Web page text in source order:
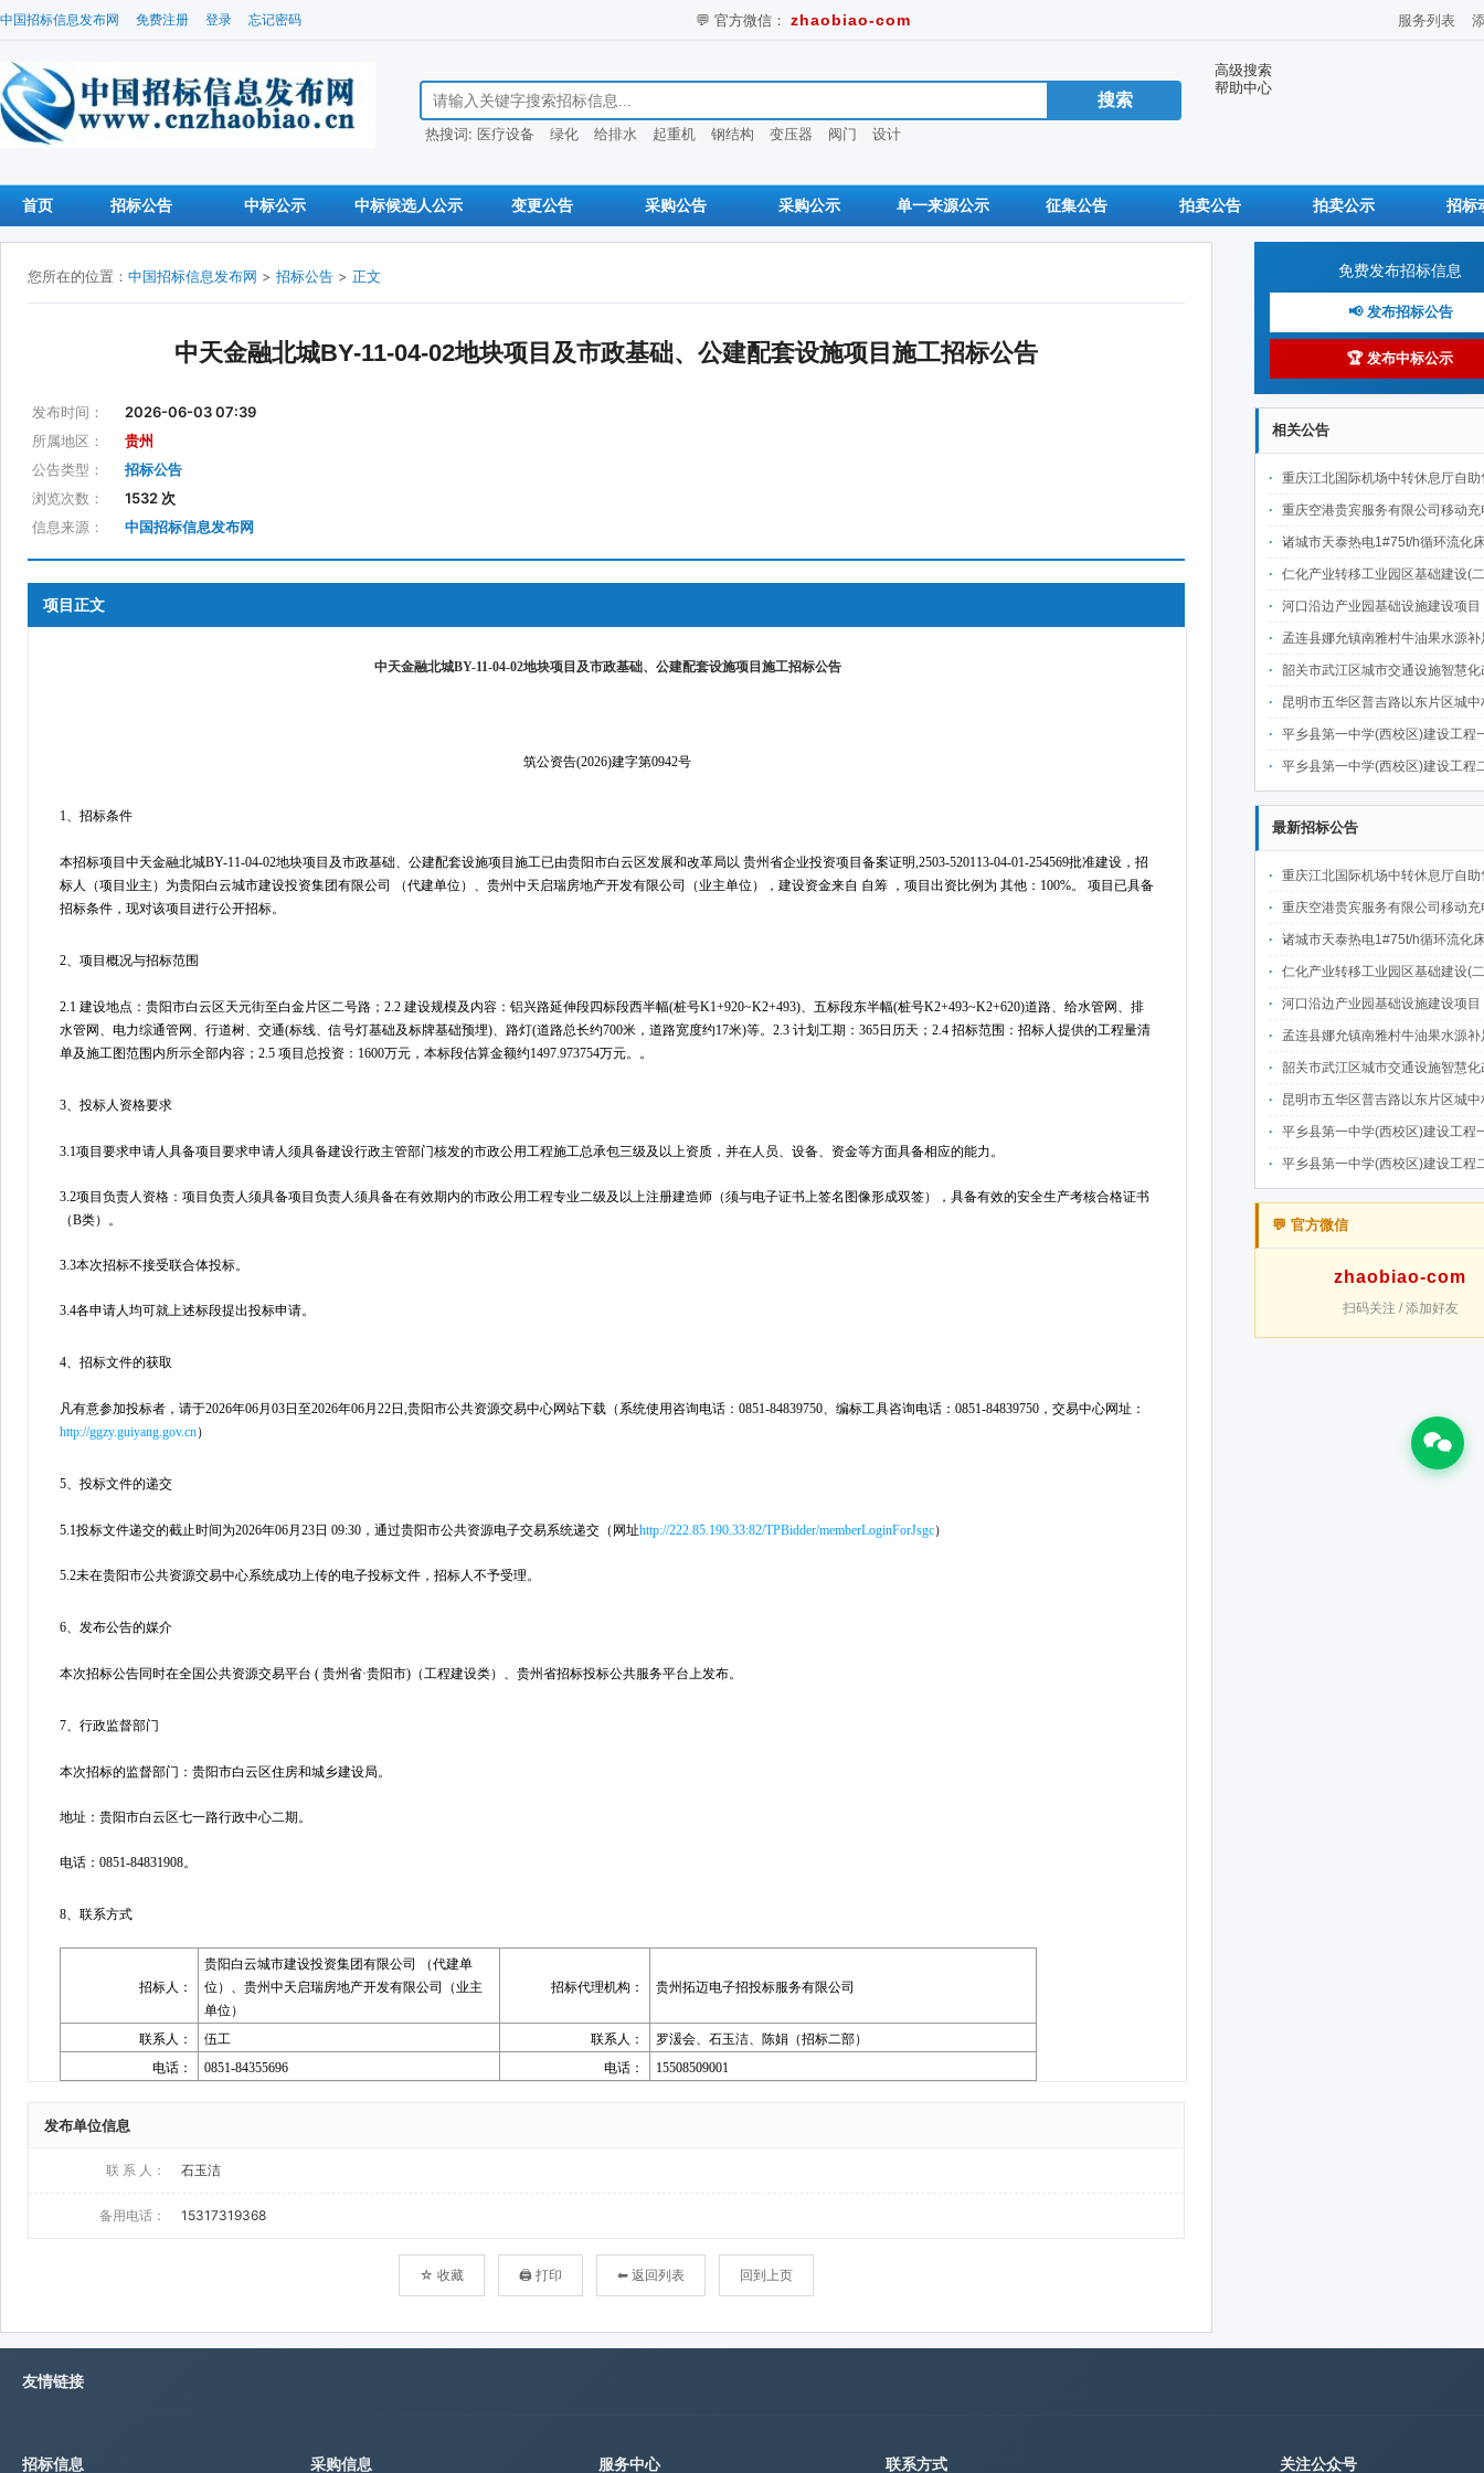
中国招标信息发布网 免费注册 登录 忘记密码 💬 官方微信： zhaobiao-com 服务列表
搜索招标信息
热搜词: 医疗设备 绿化 给排水 起重机 钢结构 变压器 阀门 设计
高级搜索
帮助中心
首页 招标公告 中标公示 中标候选人公示 变更公告 采购公告 采购公示 单一来源公示 征集公告 拍卖公告 拍卖公示 招标
您所在的位置： 中国招标信息发布网 > 招标公告 > 正文
中天金融北城BY-11-04-02地块项目及市政基础、公建配套设施项目施工招标公告
发布时间：
2026-06-03 07:39
所属地区：
贵州
公告类型：
招标公告
浏览次数：
1532 次
信息来源：
中国招标信息发布网
项目正文
发布单位信息
联 系 人： 石玉洁
备用电话： 15317319368
☆ 收藏 🖨 打印 ⬅ 返回列表 回到上页
免费发布招标信息
📢 发布招标公告
🏆 发布中标公示
相关公告
重庆江北国际机场中转休息厅自助售卖机点位公开招
重庆空港贵宾服务有限公司移动充电宝点位资源公开
诸城市天泰热电1#75t/h循环流化床锅炉及配套设施升级改造项目（设计施工一体
仁化产业转移工业园区基础建设(二期)一韶关仁化产业园区工业二路道路及桥梁(西侧扩园段)建设
河口沿边产业园基础设施建设项目（二期）设计施工总承包（EPC）(三次
孟连县娜允镇南雅村牛油果水源补足提质增效建设项目
韶关市武江区城市交通设施智慧化改造提升项目-基础建设工程（一期）A标段施
昆明市五华区普吉路以东片区城中村改造项目（一期）A7、A-4-2地块安置房项目供配电设计施工一体化
平乡县第一中学(西校区)建设工程一标段施工
平乡县第一中学(西校区)建设工程二标段施工
最新招标公告
重庆江北国际机场中转休息厅自助售卖机点位公开招
重庆空港贵宾服务有限公司移动充电宝点位资源公开
诸城市天泰热电1#75t/h循环流化床锅炉及配套设施升级改造项目（设计施工一体
仁化产业转移工业园区基础建设(二期)一韶关仁化产业园区工业二路道路及桥梁(西侧扩园段)建设
河口沿边产业园基础设施建设项目（二期）设计施工总承包（EPC）(三次
孟连县娜允镇南雅村牛油果水源补足提质增效建设项目
韶关市武江区城市交通设施智慧化改造提升项目-基础建设工程（一期）A标段施
昆明市五华区普吉路以东片区城中村改造项目（一期）A7、A-4-2地块安置房项目供配电设计施工一体化
平乡县第一中学(西校区)建设工程一标段施工
平乡县第一中学(西校区)建设工程二标段施工
💬 官方微信
zhaobiao-com
扫码关注 / 添加好友
友情链接
招标信息 采购信息 服务中心 联系方式 关注公众号